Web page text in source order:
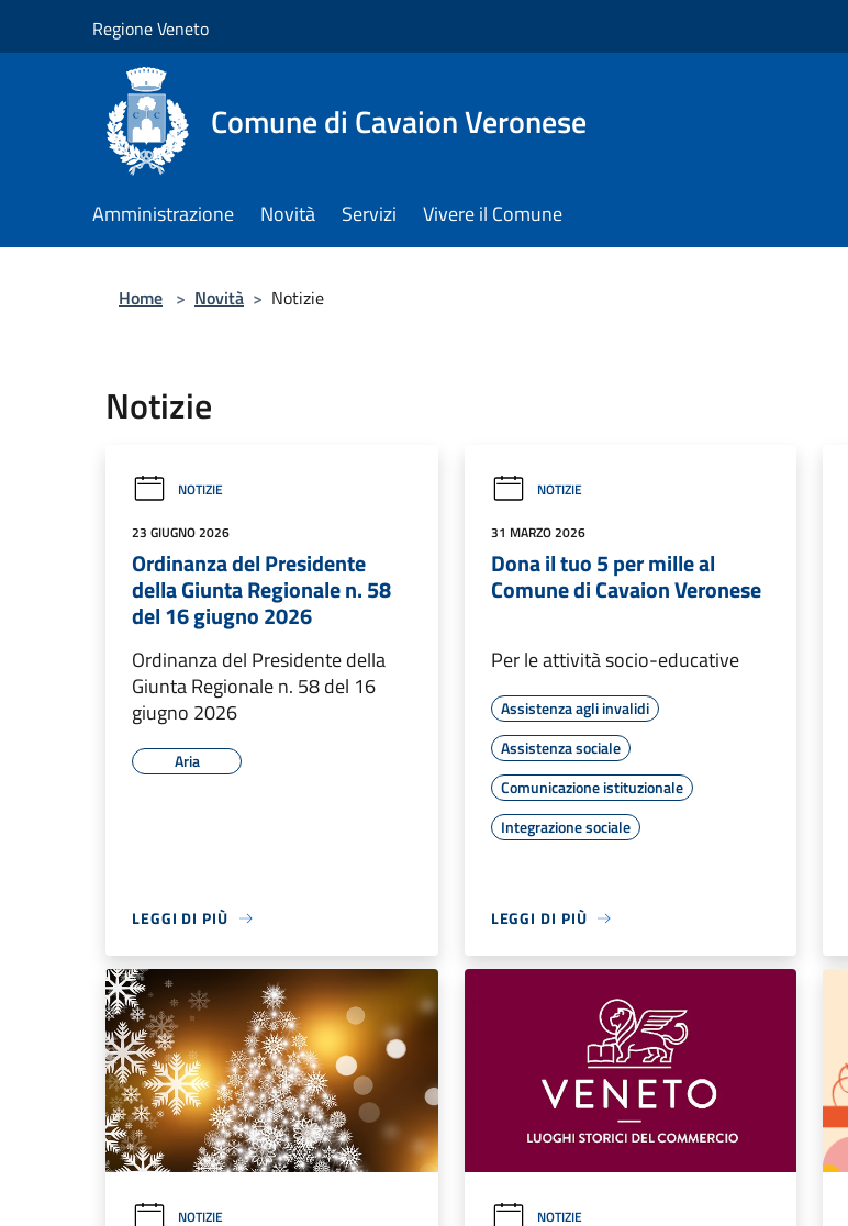
Regione Veneto
Comune di Cavaion Veronese
Amministrazione Novità Servizi Vivere il Comune
Home > Novità > Notizie
Notizie
NOTIZIE
23 GIUGNO 2026
Ordinanza del Presidente
della Giunta Regionale n. 58
del 16 giugno 2026
Ordinanza del Presidente della
Giunta Regionale n. 58 del 16
giugno 2026
Aria
LEGGI DI PIÙ
NOTIZIE
31 MARZO 2026
Dona il tuo 5 per mille al
Comune di Cavaion Veronese
Per le attività socio-educative
Assistenza agli invalidi
Assistenza sociale
Comunicazione istituzionale
Integrazione sociale
LEGGI DI PIÙ
NOTIZIE NOTIZIE